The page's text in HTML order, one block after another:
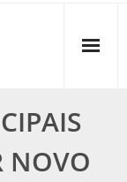
NOVO